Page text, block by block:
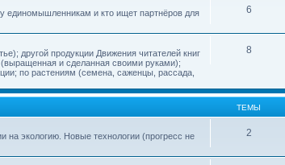
единомышленникам и кто ищет партнёров для
6
другой продукции Движения читателей книг
и сделанная своими руками);
по растениям (семена, саженцы, рассада,
8
ТЕМЫ
на экологию. Новые технологии (прогресс не
2